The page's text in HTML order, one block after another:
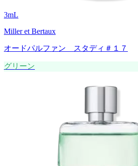
3mL
Miller et Bertaux
オードパルファン スタディ＃１７
グリーン